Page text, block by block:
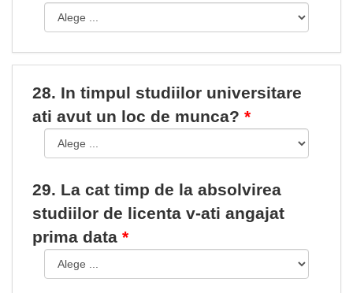
28. In timpul studiilor universitare
ati avut un loc de munca?
29. La cat timp de la absolvirea
studiilor de licenta v-ati angajat
prima data